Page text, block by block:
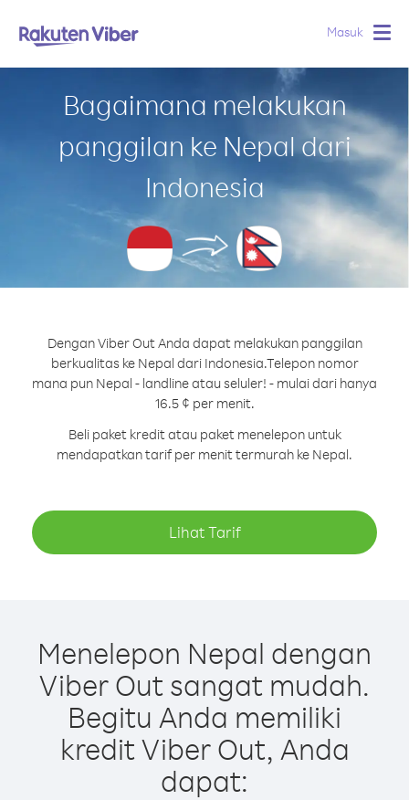
Masuk
Bagaimana melakukan
panggilan ke Nepal dari
Indonesia
Dengan Viber Out Anda dapat melakukan panggilan
berkualitas ke Nepal dari Indonesia.Telepon nomor
mana pun Nepal - landline atau seluler! - mulai dari hanya
16.5 ¢ per menit.
Beli paket kredit atau paket menelepon untuk
mendapatkan tarif per menit termurah ke Nepal.
Lihat Tarif
Menelepon Nepal dengan
Viber Out sangat mudah.
Begitu Anda memiliki
kredit Viber Out, Anda
dapat: